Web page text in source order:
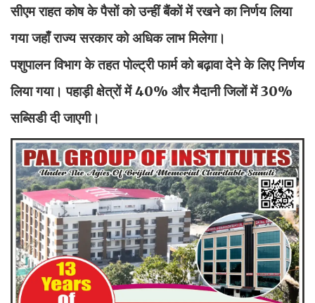
सीएम राहत कोष के पैसों को उन्हीं बैंकों में रखने का निर्णय लिया
गया जहाँ राज्य सरकार को अधिक लाभ मिलेगा।
पशुपालन विभाग के तहत पोल्ट्री फार्म को बढ़ावा देने के लिए निर्णय
लिया गया। पहाड़ी क्षेत्रों में 40% और मैदानी जिलों में 30%
सब्सिडी दी जाएगी।